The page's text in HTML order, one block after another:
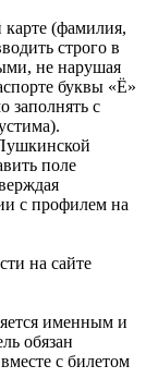
(фамилия,
строго в
не нарушая
буквы «Ё»
заполнять с
поле
с профилем на
на сайте
именным и
обязан
с билетом